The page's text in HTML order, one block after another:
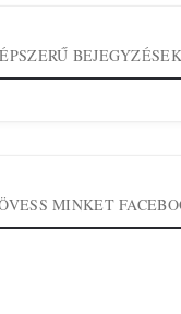
BEJEGYZÉSEK
MINKET